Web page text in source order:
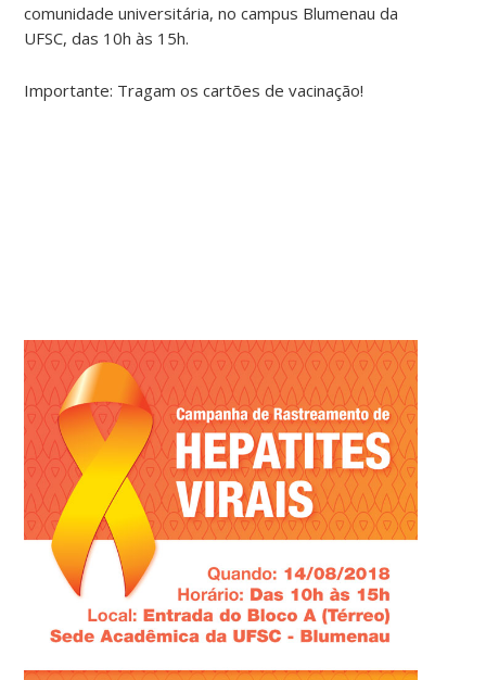
comunidade universitária, no campus Blumenau da
UFSC, das 10h às 15h.
Importante: Tragam os cartões de vacinação!